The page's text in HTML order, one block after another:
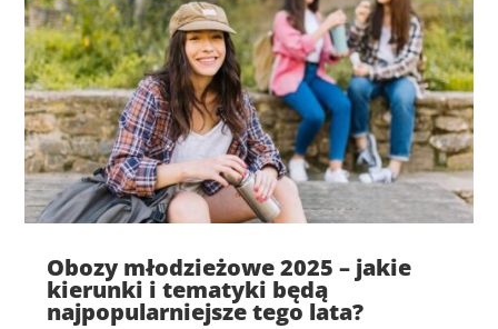
Obozy młodzieżowe 2025 – jakie
kierunki i tematyki będą
najpopularniejsze tego lata?